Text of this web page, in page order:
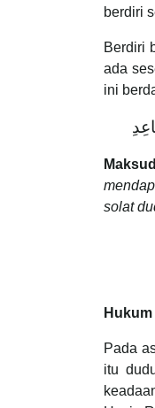
berdiri
Berdiri
ada
ini
solat
Pada
itu